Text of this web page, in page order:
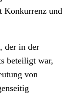
Konkurrenz und
der in der
beteiligt war,
von